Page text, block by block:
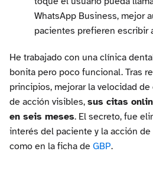
WhatsApp Business, mejor
pacientes prefieren escribir
He trabajado con una clínica
bonita pero poco funcional. Tras
principios, mejorar la velocidad
de acción visibles, sus citas
en seis meses. El secreto, fue
interés del paciente y la acción
como en la ficha de GBP.